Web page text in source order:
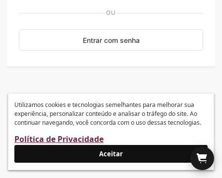
OU
Entrar com senha
Utilizamos cookies e tecnologias semelhantes para melhorar sua
experiência, personalizar conteúdo e analisar o tráfego do site. Ao
continuar navegando, você concorda com o uso dessas tecnologias.
Política de Privacidade
Aceitar